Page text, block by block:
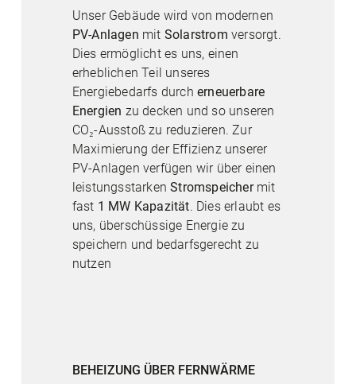
Unser Gebäude wird von modernen
PV-Anlagen mit Solarstrom versorgt.
Dies ermöglicht es uns, einen
erheblichen Teil unseres
Energiebedarfs durcherneuerbare
Energien zu decken und so unseren
CO₂-Ausstoß zu reduzieren. Zur
Maximierung der Effizienz unserer
PV-Anlagen verfügen wir über einen
leistungsstarkenStromspeichermit
fast 1 MW Kapazität. Dies erlaubt es
uns, überschüssige Energie zu
speichern und bedarfsgerecht zu
nutzen
BEHEIZUNG ÜBER FERNWÄRME